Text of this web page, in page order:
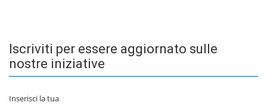
Iscriviti per essere aggiornato sulle
nostre iniziative
Inserisci la tua